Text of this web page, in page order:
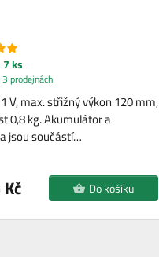
ks
prodejnách
V, max. střižný výkon 120 mm,
0,8 kg. Akumulátor a
jsou součástí…
Do košíku